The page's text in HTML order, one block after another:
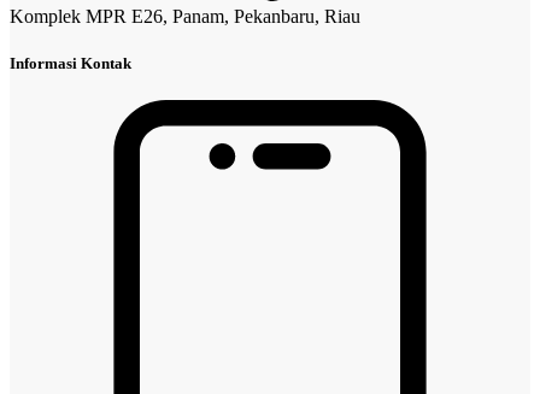
Komplek MPR E26, Panam, Pekanbaru, Riau
Informasi Kontak